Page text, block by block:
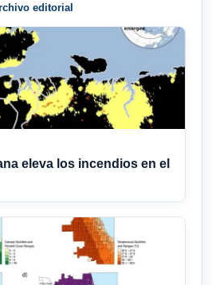
editorial
eleva los incendios en el